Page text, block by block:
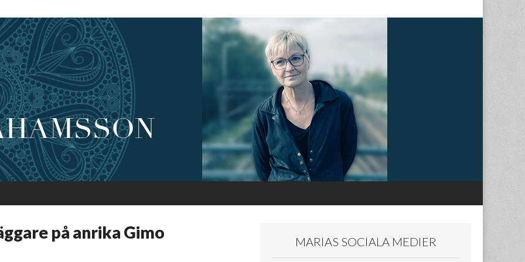
på anrika Gimo MARIAS SOCIALA MEDIER